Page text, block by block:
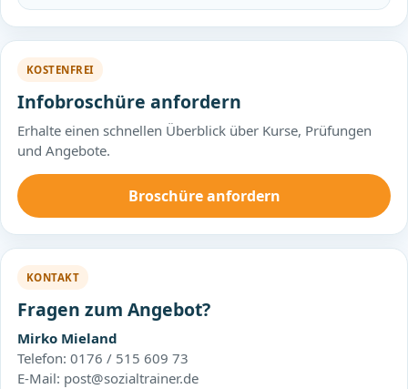
KOSTENFREI
Infobroschüre anfordern
Erhalte einen schnellen Überblick über Kurse, Prüfungen
und Angebote.
Broschüre anfordern
KONTAKT
Fragen zum Angebot?
Mirko Mieland
Telefon: 0176 / 515 609 73
E-Mail: post@sozialtrainer.de